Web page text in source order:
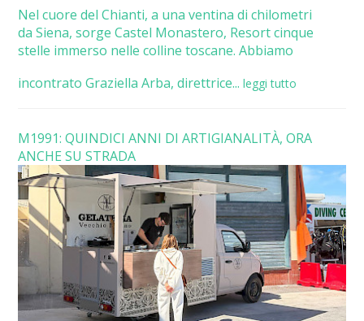
Nel cuore del Chianti, a una ventina di chilometri
da Siena, sorge Castel Monastero, Resort cinque
stelle immerso nelle colline toscane. Abbiamo
incontrato Graziella Arba, direttrice... leggi tutto
M1991: QUINDICI ANNI DI ARTIGIANALITÀ, ORA
ANCHE SU STRADA